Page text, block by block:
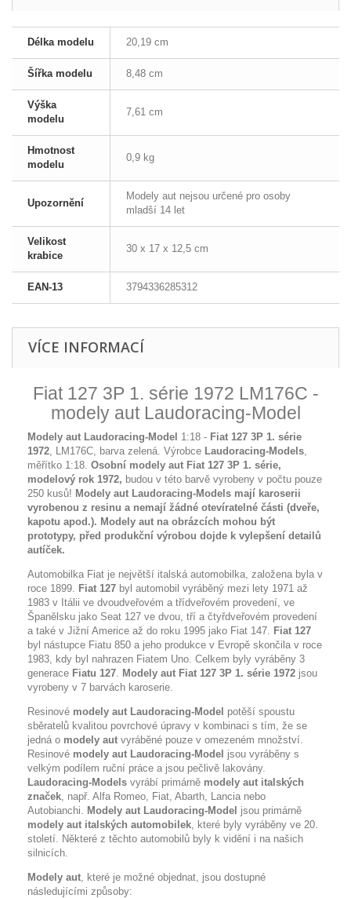
Délka modelu 20,19 cm
Šířka modelu 8,48 cm
Výška
modelu
7,61 cm
Hmotnost
modelu
0,9 kg
Upozornění
Modely aut nejsou určené pro osoby
mladší 14 let
Velikost
krabice
30 x 17 x 12,5 cm
EAN-13 3794336285312
VÍCE INFORMACÍ
Fiat 127 3P 1. série 1972 LM176C -
modely aut Laudoracing-Model
Modely aut Laudoracing-Model 1:18 - Fiat 127 3P 1. série
1972, LM176C, barva zelená. Výrobce Laudoracing-Models,
měřítko 1:18. Osobní modely aut Fiat 127 3P 1. série,
modelový rok 1972, budou v této barvě vyrobeny v počtu pouze
250 kusů! Modely aut Laudoracing-Models mají karoserii
vyrobenou z resinu a nemají žádné otevíratelné části (dveře,
kapotu apod.). Modely aut na obrázcích mohou být
prototypy, před produkční výrobou dojde k vylepšení detailů
autíček.
Automobilka Fiat je největší italská automobilka, založena byla v
roce 1899. Fiat 127 byl automobil vyráběný mezi lety 1971 až
1983 v Itálii ve dvoudveřovém a třídveřovém provedení, ve
Španělsku jako Seat 127 ve dvou, tří a čtyřdveřovém provedení
a také v Jižní Americe až do roku 1995 jako Fiat 147. Fiat 127
byl nástupce Fiatu 850 a jeho produkce v Evropě skončila v roce
1983, kdy byl nahrazen Fiatem Uno. Celkem byly vyráběny 3
generace Fiatu 127. Modely aut Fiat 127 3P 1. série 1972 jsou
vyrobeny v 7 barvách karoserie.
Resinové modely aut Laudoracing-Model potěší spoustu
sběratelů kvalitou povrchové úpravy v kombinaci s tím, že se
jedná o modely aut vyráběné pouze v omezeném množství.
Resinové modely aut Laudoracing-Model jsou vyráběny s
velkým podílem ruční práce a jsou pečlivě lakovány.
Laudoracing-Models vyrábí primárně modely aut italských
značek, např. Alfa Romeo, Fiat, Abarth, Lancia nebo
Autobianchi. Modely aut Laudoracing-Model jsou primárně
modely aut italských automobilek, které byly vyráběny ve 20.
století. Některé z těchto automobilů byly k vidění i na našich
silnicích.
Modely aut, které je možné objednat, jsou dostupné
následujícími způsoby: